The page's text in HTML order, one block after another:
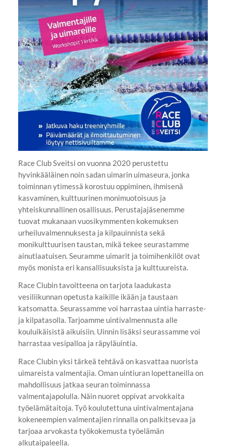
Race Club Sveitsi on vuonna 2020 perustettu
hyvinkääläinen noin sadan uimarin uimaseura, jonka
toiminnan ytimessä korostuu oppiminen, ihmisenä
kasvaminen, kulttuurinen monimuotoisuus ja
yhteiskunnallinen osallisuus. Perustajajäsenemme
tuovat mukanaan vuosikymmenten kokemuksen
urheiluvalmennuksesta ja kilpauinnista sekä
monikulttuurisen taustan, mikä tekee seurastamme
ainutlaatuisen. Seuramme uimarit ja toimihenkilöt ovat
myös monista eri kansallisuuksista ja kulttuureista.
Race Clubin tavoitteena on tarjota laadukasta
vesiliikunnan opetusta kaikille ikään ja taustaan
katsomatta. Seurassamme voi harrastaa uintia harraste-
ja kilpatasolla. Tarjoamme uintivalmennusta alle
kouluikäisistä aikuisiin. Uinnin lisäksi seurassamme voi
harrastaa vesipalloa ja räpyläuintia.
Race Clubin yksi tärkeä tehtävä on kasvattaa nuorista
uimareista valmentajia. Oman uintiuran lopettaneilla on
mahdollisuus jatkaa seuran toiminnassa
valmentajapolulla. Näin nuoret oppivat arvokkaita
työelämätaitoja. Työ koulutettuna uintivalmentajana
kokeneempien valmentajien rinnalla on palkitsevaa ja
tarjoaa arvokasta työkokemusta työelämän
alkutaipaleella.